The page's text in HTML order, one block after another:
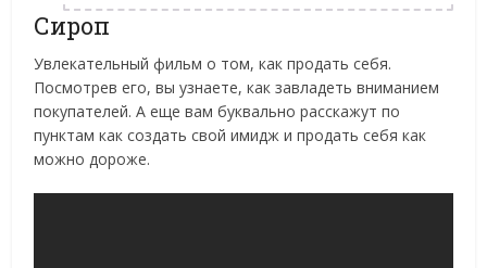
Сироп
Увлекательный фильм о том, как продать себя.
Посмотрев его, вы узнаете, как завладеть вниманием
покупателей. А еще вам буквально расскажут по
пунктам как создать свой имидж и продать себя как
можно дороже.